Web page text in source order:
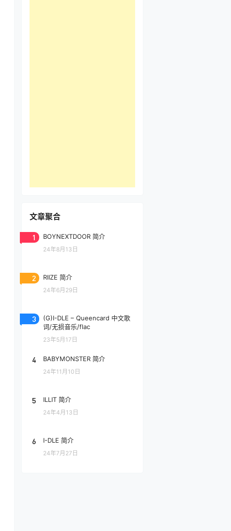
文章聚合
1 BOYNEXTDOOR 简介
24年8月13日
2 RIIZE 简介
24年6月29日
3
(G)I-DLE – Queencard 中文歌
词/无损音乐/flac
23年5月17日
4 BABYMONSTER 简介
24年11月10日
5 ILLIT 简介
24年4月13日
6 I-DLE 简介
24年7月27日